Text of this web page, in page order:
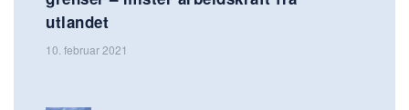
utlandet
10. februar 2021